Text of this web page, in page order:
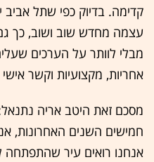
קדימה. בדיוק כפי שתל
עצמה מחדש שוב ושוב, כך
מבלי לוותר על הערכים
אחריות, מקצועיות וקשר
מסכם זאת היטב אריה
חמישים השנים האחרונות,
אנחנו רואים עיר